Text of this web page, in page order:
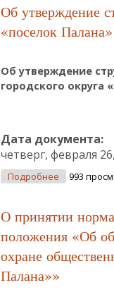
Об утверждение
«поселок Палана»
Об утверждение
городского округа
Дата документа:
четверг, февраля
Подробнее О Об
993
О принятии
положения «Об
охране
Палана»»